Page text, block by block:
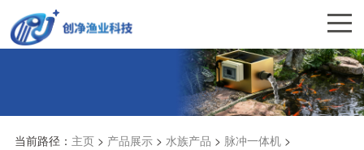
当前路径： 主页> 产品展示> 水族产品 > 脉冲一体机>